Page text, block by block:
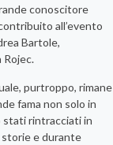
conoscitore
all’evento
Bartole,
Rojec.
purtroppo, rimane
fama non solo in
stati rintracciati in
storie e durante